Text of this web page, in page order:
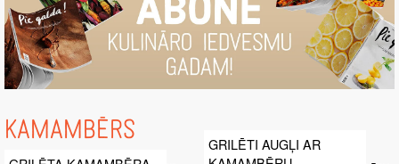
KAMAMBĒRS
GRILĒTI AUGĻI AR